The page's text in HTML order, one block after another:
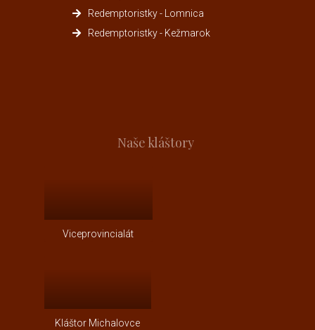
Redemptoristky - Lomnica
Redemptoristky - Kežmarok
Naše kláštory
Viceprovincialát
Kláštor Michalovce